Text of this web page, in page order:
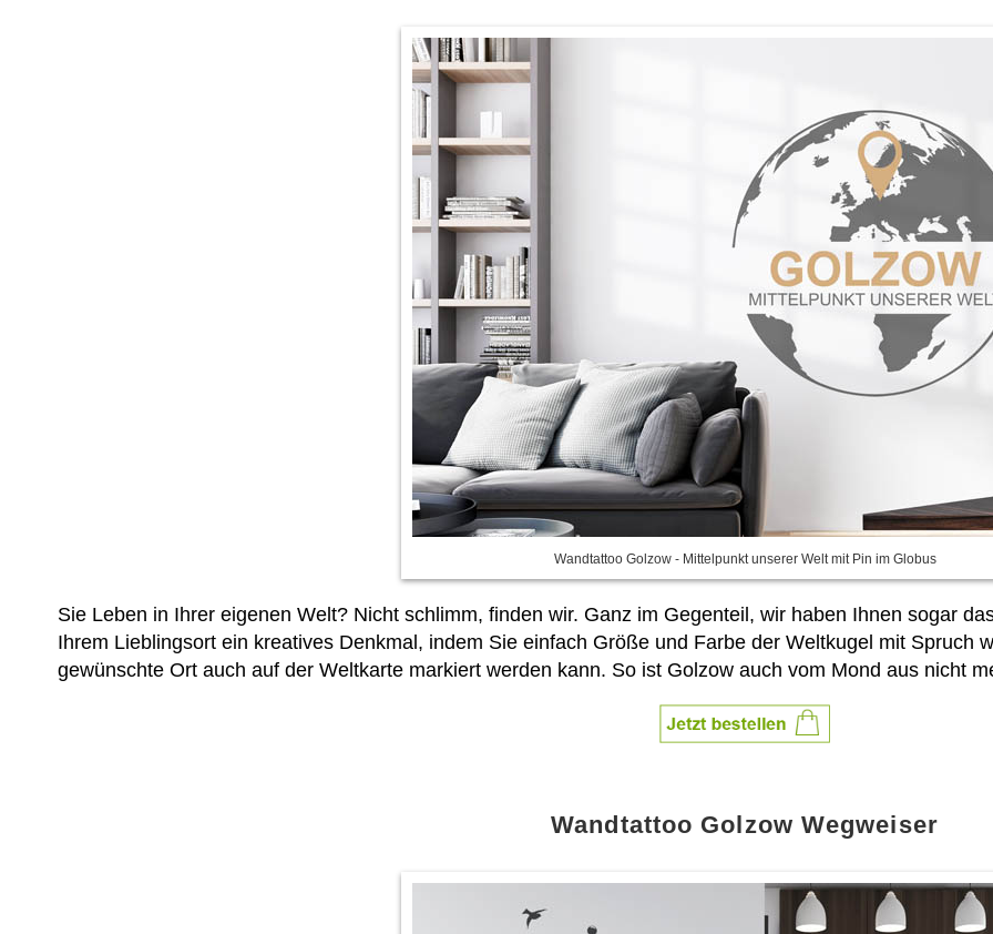
Wandtattoo Golzow - Mittelpunkt unserer Welt mit Pin im Globus
Sie Leben in Ihrer eigenen Welt? Nicht schlimm, finden wir. Ganz im Gegenteil, wir haben Ihnen sogar
Ihrem Lieblingsort ein kreatives Denkmal, indem Sie einfach Größe und Farbe der Weltkugel mit Spruch
gewünschte Ort auch auf der Weltkarte markiert werden kann. So ist Golzow auch vom Mond aus nicht
Wandtattoo Golzow Wegweiser